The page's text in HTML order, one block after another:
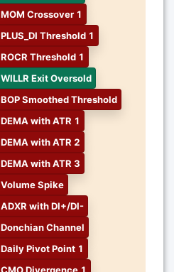
MOM Crossover 1
PLUS_DI Threshold 1
ROCR Threshold 1
WILLR Exit Oversold
BOP Smoothed Threshold
DEMA with ATR 1
DEMA with ATR 2
DEMA with ATR 3
Volume Spike
ADXR with DI+/DI-
Donchian Channel
Daily Pivot Point 1